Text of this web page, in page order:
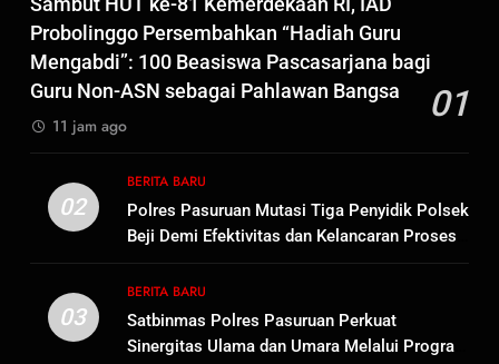
Probolinggo Persembahkan “Hadiah Guru
Mengabdi”: 100 Beasiswa Pascasarjana bagi
Guru Non-ASN sebagai Pahlawan Bangsa
01
11 jam ago
02
BERITA BARU
Polres Pasuruan Mutasi Tiga Penyidik Polsek
Beji Demi Efektivitas dan Kelancaran Proses
Penyidikan
03
BERITA BARU
Satbinmas Polres Pasuruan Perkuat
Sinergitas Ulama dan Umara Melalui Program
8
Polres Pasuruan Beri Klarifikasi
Meninggalnya Korban Diduga
Tersangka Judol, Komitmen
Sambut HUT ke-81
Kemerdekaan RI, IAD
“Hadiah Guru Mengabdi”: 100
Beasiswa Pascasarjana bagi
Guru Non-ASN sebagai
BERITA BARU
2
Polres Pasuruan Mutasi Tiga